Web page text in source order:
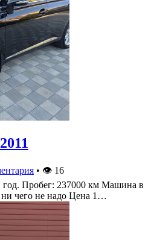
• 👁 16
Пробег: 237000 км Машина в
ни чего не надо Цена 1…